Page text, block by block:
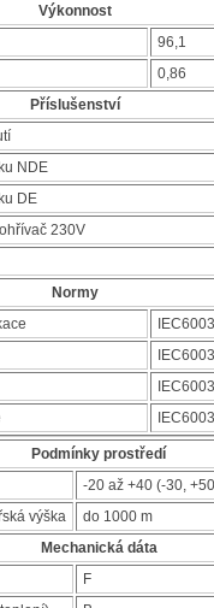
Výkonnost
96,1
0,86
Příslušenství
NDE
DE
230V
Normy
Podmínky prostředí
-20 až +40 (-30,
výška
do 1000 m
Mechanická dáta
F